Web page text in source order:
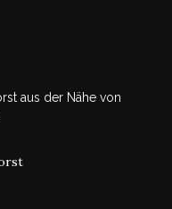
aus der Nähe von